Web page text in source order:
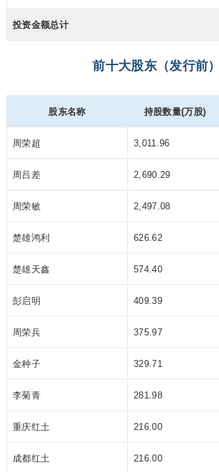
投资金额总计
前十大股东（发行前）
股东名称 持股数量(万股)
周荣超 3,011.96
周吕差 2,690.29
周荣敏 2,497.08
楚雄鸿利 626.62
楚雄天鑫 574.40
彭启明 409.39
周荣兵 375.97
金种子 329.71
李菊青 281.98
重庆红土 216.00
成都红土 216.00